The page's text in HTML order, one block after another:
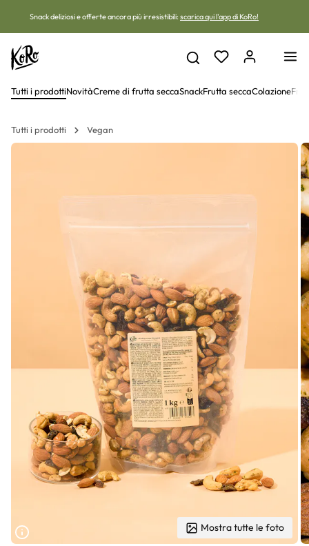
Snack deliziosi e offerte ancora più irresistibili: scarica qui l'app di KoRo!
Tutti i prodottiNovitàCreme di frutta seccaSnackFrutta seccaColazione
Tutti i prodotti Vegan
Mostra tutte le foto